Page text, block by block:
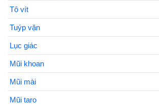
Tô vít
Tuýp vặn
Lục giác
Mũi khoan
Mũi mài
Mũi taro